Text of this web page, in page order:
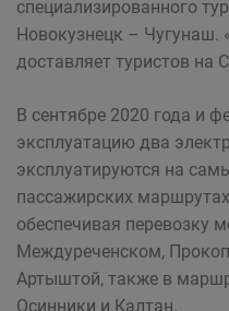
специализированного
Новокузнецк – Чугунаш.
доставляет туристов на
В сентябре 2020 года и
эксплуатацию два
эксплуатируются на
пассажирских
обеспечивая перевозку
Междуреченском,
Артыштой, также в
Осинники и Калтан.